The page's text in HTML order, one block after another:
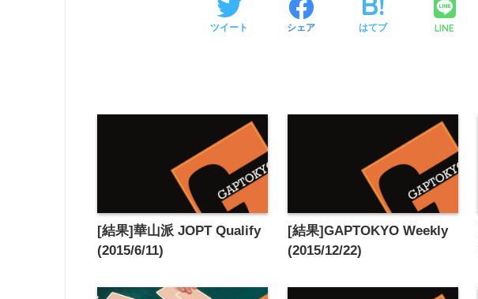
ツイート シェア はてブ LINE
[結果]華山派 JOPT Qualify
(2015/6/11)
[結果]GAPTOKYO Weekly
(2015/12/22)